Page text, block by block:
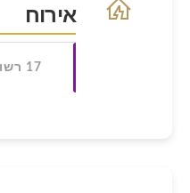
אירוח
17 רשומות